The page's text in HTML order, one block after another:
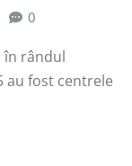
0
în rândul
au fost centrele